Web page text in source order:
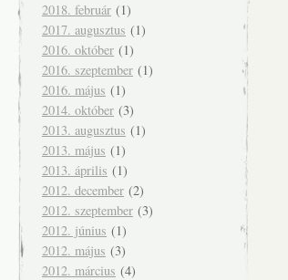
2018. február (1)
2017. augusztus (1)
2016. október (1)
2016. szeptember (1)
2016. május (1)
2014. október (3)
2013. augusztus (1)
2013. május (1)
2013. április (1)
2012. december (2)
2012. szeptember (3)
2012. június (1)
2012. május (3)
2012. március (4)